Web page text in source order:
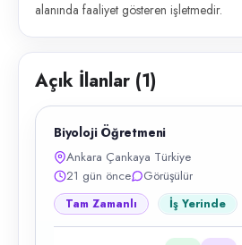
alanında faaliyet gösteren işletmedir.
Açık İlanlar (1)
Biyoloji Öğretmeni
Ankara Çankaya Türkiye
21 gün önce
Görüşülür
Tam Zamanlı İş Yerinde